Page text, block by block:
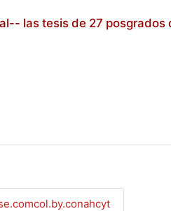
las tesis de 27 posgrados